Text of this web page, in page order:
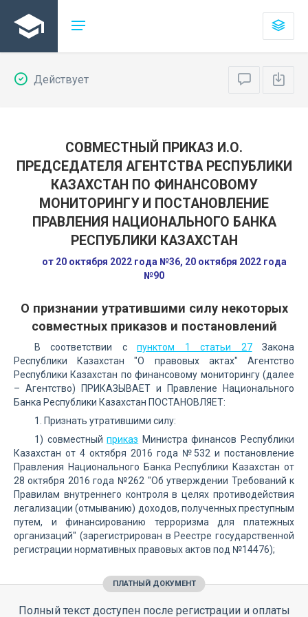
Действует
СОВМЕСТНЫЙ ПРИКАЗ И.О.
ПРЕДСЕДАТЕЛЯ АГЕНТСТВА РЕСПУБЛИКИ
КАЗАХСТАН ПО ФИНАНСОВОМУ
МОНИТОРИНГУ И ПОСТАНОВЛЕНИЕ
ПРАВЛЕНИЯ НАЦИОНАЛЬНОГО БАНКА
РЕСПУБЛИКИ КАЗАХСТАН
от 20 октября 2022 года №36, 20 октября 2022 года
№90
О признании утратившими силу некоторых
совместных приказов и постановлений
В соответствии спунктом 1 статьи 27Закона
Республики Казахстан "О правовых актах" Агентство
Республики Казахстан по финансовому мониторингу (далее
– Агентство) ПРИКАЗЫВАЕТ и Правление Национального
Банка Республики Казахстан ПОСТАНОВЛЯЕТ:
1. Признать утратившими силу:
1) совместныйприказ Министра финансов Республики
Казахстан от 4 октября 2016 года №532 и постановление
Правления Национального Банка Республики Казахстан от
28 октября 2016 года №262 "Об утверждении Требований к
Правилам внутреннего контроля в целях противодействия
легализации (отмыванию) доходов, полученных преступным
путем, и финансированию терроризма для платежных
организаций" (зарегистрирован в Реестре государственной
регистрации нормативных правовых актов под №14476);
ПЛАТНЫЙ ДОКУМЕНТ
Полный текст доступен после регистрации и оплаты